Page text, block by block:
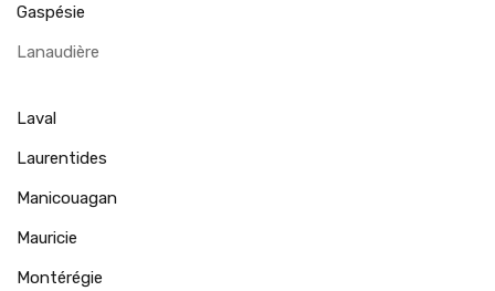
Gaspésie
Lanaudière
Laval
Laurentides
Manicouagan
Mauricie
Montérégie